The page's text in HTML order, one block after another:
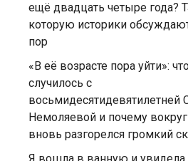
ещё двадцать четыре года?
которую историки
пор
«В её возрасте пора уйти»:
случилось с
восьмидесятидевятилетней
Немоляевой и почему
вновь разгорелся громкий